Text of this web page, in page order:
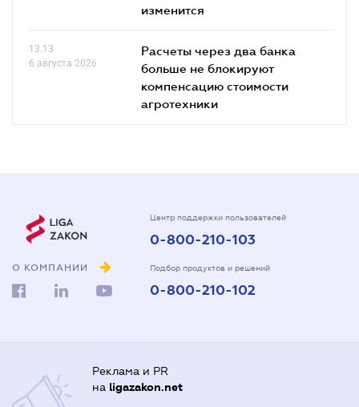
изменится
13.13
6 августа 2026
Расчеты через два банка
больше не блокируют
компенсацию стоимости
агротехники
О КОМПАНИИ
Центр поддержки пользователей
0-800-210-103
Подбор продуктов и решений
0-800-210-102
Реклама и PR
на ligazakon.net